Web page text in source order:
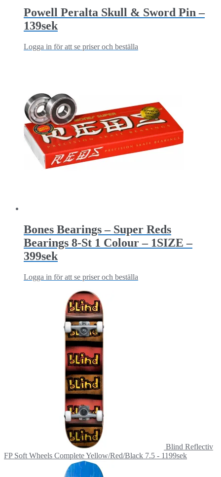
Powell Peralta Skull & Sword Pin –
139sek
Logga in för att se priser och beställa
Bones Bearings – Super Reds
Bearings 8-St 1 Colour – 1SIZE –
399sek
Logga in för att se priser och beställa
Blind Reflectiv
FP Soft Wheels Complete Yellow/Red/Black 7.5 - 1199sek